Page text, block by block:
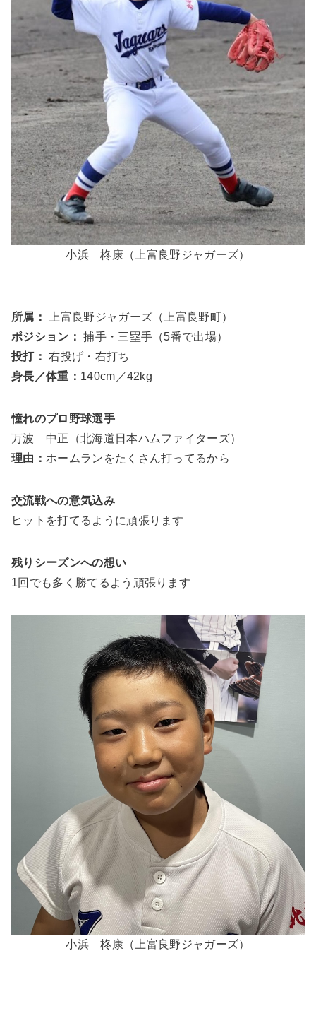
小浜 柊康（上富良野ジャガーズ）
所属：
上富良野ジャガーズ（上富良野町）
ポジション： 捕手・三塁手（5番で出場）
投打： 右投げ・右打ち
身長／体重： 140cm／42kg
憧れのプロ野球選手
万波 中正（北海道日本ハムファイターズ）
理由： ホームランをたくさん打ってるから
交流戦への意気込み
ヒットを打てるように頑張ります
残りシーズンへの想い
1回でも多く勝てるよう頑張ります
小浜 柊康（上富良野ジャガーズ）